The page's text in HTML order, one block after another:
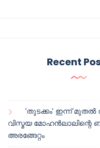
Recent
‘തുടക്കം’ ഇന്ന് മുതൽ
വിസ്മയ മോഹൻലാലിന്റെ
അരങ്ങേറ്റം